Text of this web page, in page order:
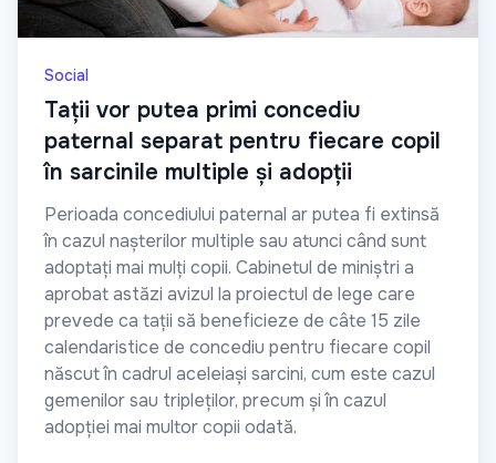
Social
Tații vor putea primi concediu
paternal separat pentru fiecare copil
în sarcinile multiple și adopții
Perioada concediului paternal ar putea fi extinsă
în cazul nașterilor multiple sau atunci când sunt
adoptați mai mulți copii. Cabinetul de miniștri a
aprobat astăzi avizul la proiectul de lege care
prevede ca tații să beneficieze de câte 15 zile
calendaristice de concediu pentru fiecare copil
născut în cadrul aceleiași sarcini, cum este cazul
gemenilor sau tripleților, precum și în cazul
adopției mai multor copii odată.